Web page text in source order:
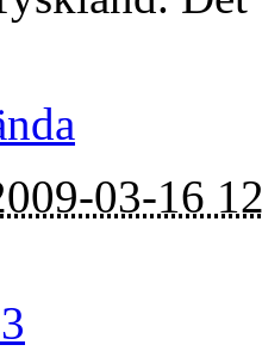
03-16